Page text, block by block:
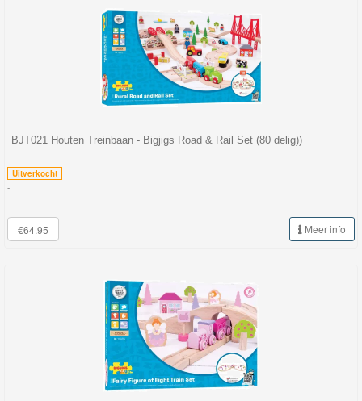
BJT021 Houten Treinbaan - Bigjigs Road & Rail Set (80 delig))
Uitverkocht
-
€64.95 Meer info